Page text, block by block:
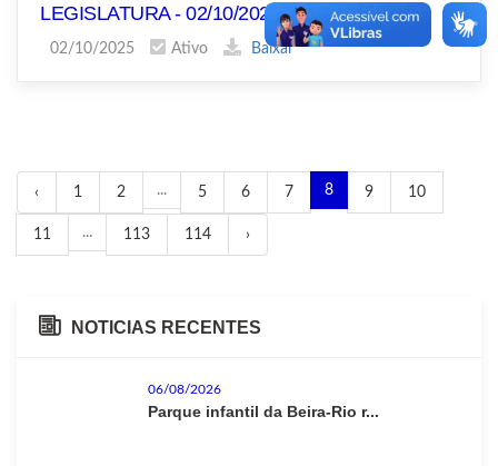
LEGISLATURA - 02/10/2025 QUINTA-FEIRA
02/10/2025 Ativo Baixar
‹ 1 2 ... 5 6 7 8 9 10
11 ... 113 114 ›
NOTICIAS RECENTES
06/08/2026
Parque infantil da Beira-Rio r...